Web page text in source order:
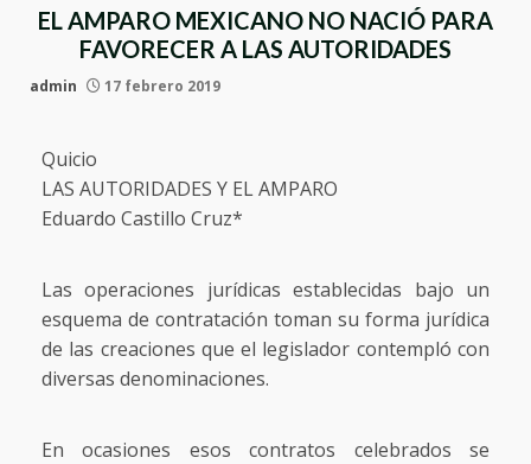
EL AMPARO MEXICANO NO NACIÓ PARA
FAVORECER A LAS AUTORIDADES
admin 17 febrero 2019
Quicio
LAS AUTORIDADES Y EL AMPARO
Eduardo Castillo Cruz*
Las operaciones jurídicas establecidas bajo un
esquema de contratación toman su forma jurídica
de las creaciones que el legislador contempló con
diversas denominaciones.
En ocasiones esos contratos celebrados se